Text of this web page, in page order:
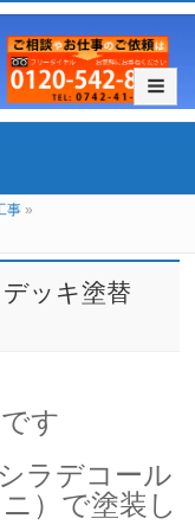
事 »
ッキ塗替
す
ラデコール
）で塗装し